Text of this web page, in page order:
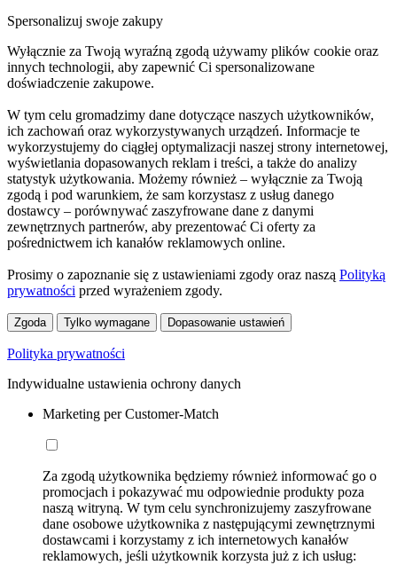
Spersonalizuj swoje zakupy
Wyłącznie za Twoją wyraźną zgodą używamy plików cookie oraz
innych technologii, aby zapewnić Ci spersonalizowane
doświadczenie zakupowe.
W tym celu gromadzimy dane dotyczące naszych użytkowników,
ich zachowań oraz wykorzystywanych urządzeń. Informacje te
wykorzystujemy do ciągłej optymalizacji naszej strony internetowej,
wyświetlania dopasowanych reklam i treści, a także do analizy
statystyk użytkowania. Możemy również – wyłącznie za Twoją
zgodą i pod warunkiem, że sam korzystasz z usług danego
dostawcy – porównywać zaszyfrowane dane z danymi
zewnętrznych partnerów, aby prezentować Ci oferty za
pośrednictwem ich kanałów reklamowych online.
Prosimy o zapoznanie się z ustawieniami zgody oraz naszą Polityką
prywatności przed wyrażeniem zgody.
Zgoda Tylko wymagane Dopasowanie ustawień
Polityka prywatności
Indywidualne ustawienia ochrony danych
Marketing per Customer-Match
Za zgodą użytkownika będziemy również informować go o
promocjach i pokazywać mu odpowiednie produkty poza
naszą witryną. W tym celu synchronizujemy zaszyfrowane
dane osobowe użytkownika z następującymi zewnętrznymi
dostawcami i korzystamy z ich internetowych kanałów
reklamowych, jeśli użytkownik korzysta już z ich usług: